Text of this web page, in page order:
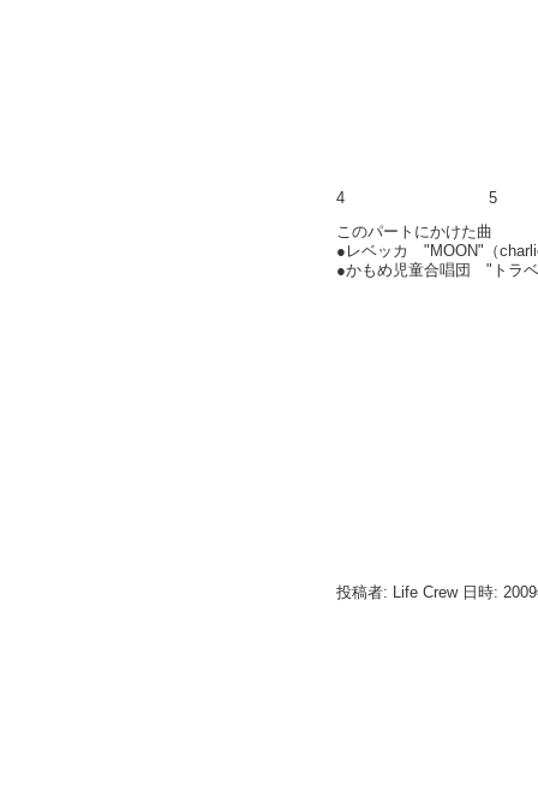
4
5
このパートにかけた曲
●レベッカ "MOON"（
●かもめ児童合唱団 "トラ
投稿者: Life Crew 日時: